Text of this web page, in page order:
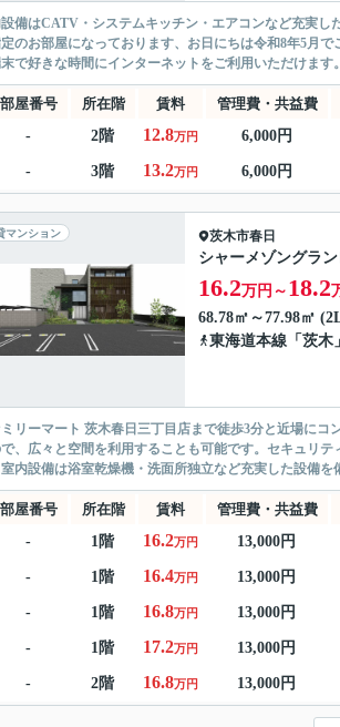
備はCATV・システムキッチン・エアコンなど充実
定のお部屋になっております、お日にちは令和8年5月
で好きな時間にインターネットをご利用いただけま
部屋番号 所在階 賃料 管理費・共益費
-
2階 12.8万円 6,000円
- 3階 13.2万円 6,000円
マンション 茨木市春日
シャーメゾングラ
16.2万円～ 18.2
68.78㎡～77.98㎡
東海道本線 「 茨木
リーマート 茨木春日三丁目店まで徒歩3分と近場に
、広々と空間を利用することも可能です。セキュリ
内設備は浴室乾燥機・洗面所独立など充実した設備
部屋番号 所在階 賃料 管理費・共益費
-
1階 16.2万円 13,000円
- 1階 16.4万円 13,000円
- 1階 16.8万円 13,000円
- 1階 17.2万円 13,000円
- 2階 16.8万円 13,000円